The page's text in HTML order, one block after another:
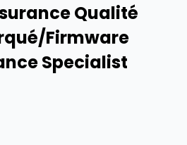
Qualité
Firmware
Specialist